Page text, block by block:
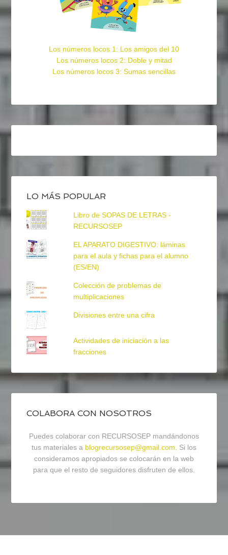
Los números locos 1: Los amigos del 10
Los números locos 2: Doble y mitad
Los números locos 3: Sumas sencillas
LO MÁS POPULAR
Libro de SOPAS DE LETRAS -
RECURSOSEP
EL APARATO DIGESTIVO: láminas
para el aula y fichas para el alumno
(ES/EN)
Colección de problemas de
multiplicaciones
Divisiones entre una cifra
Actividades de iniciación a las
fracciones
COLABORA CON NOSOTROS
Puedes colaborar con RECURSOSEP mandándonos
tus materiales a blogrecursosep@gmail.com. Si los
consideramos apropiados se colocarán en la web
para que el resto de seguidores disfruten de ellos.